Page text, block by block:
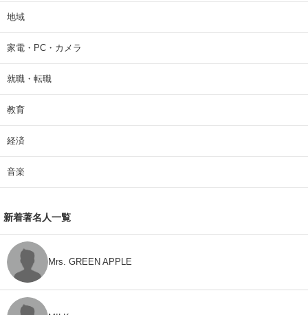
地域
家電・PC・カメラ
就職・転職
教育
経済
音楽
新着著名人一覧
Mrs. GREEN APPLE